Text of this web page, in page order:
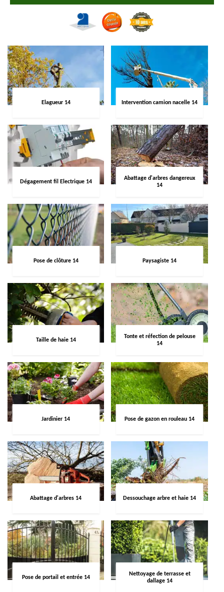
Elagueur 14 Intervention camion nacelle 14
Dégagement fil Electrique 14
Abattage d'arbres dangereux
14
Pose de clôture 14 Paysagiste 14
Taille de haie 14
Tonte et réfection de pelouse
14
Jardinier 14 Pose de gazon en rouleau 14
Abattage d'arbres 14 Dessouchage arbre et haie 14
Pose de portail et entrée 14
Nettoyage de terrasse et
dallage 14